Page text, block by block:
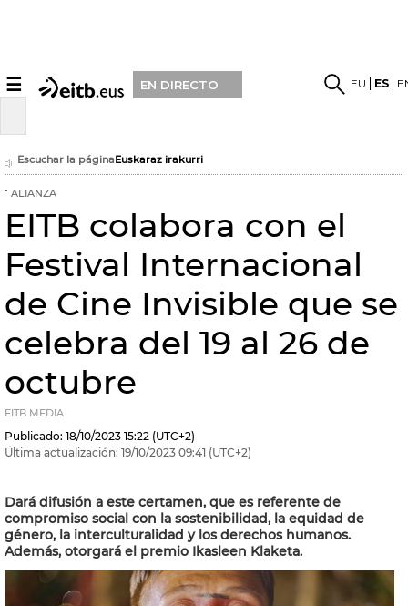
☰ EN DIRECTO EU ES
Escuchar la páginaEuskaraz irakurri
ALIANZA
EITB colabora con el
Festival Internacional
de Cine Invisible que se
celebra del 19 al 26 de
octubre
EITB MEDIA
Publicado: 18/10/2023 15:22 (UTC+2)
Última actualización: 19/10/2023 09:41 (UTC+2)
Dará difusión a este certamen, que es referente de
compromiso social con la sostenibilidad, la equidad de
género, la interculturalidad y los derechos humanos.
Además, otorgará el premio Ikasleen Klaketa.